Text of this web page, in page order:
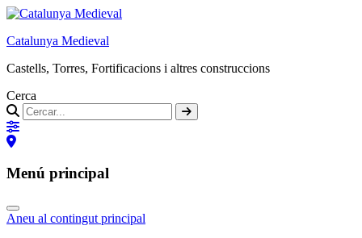
Catalunya Medieval
Castells, Torres, Fortificacions i altres construccions
Cerca
Menú principal
Aneu al contingut principal